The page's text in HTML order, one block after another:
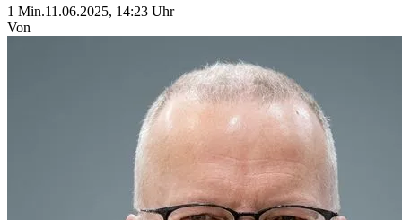
1 Min.11.06.2025, 14:23 Uhr
Von